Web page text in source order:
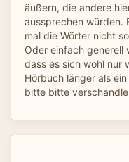
äußern, die andere
aussprechen würden.
mal die Wörter nicht
Oder einfach generell
dass es sich wohl nur
Hörbuch länger als
bitte bitte